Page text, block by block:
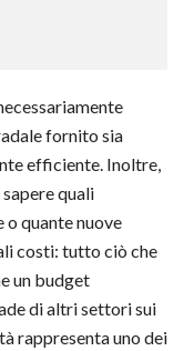
fornito sia
efficiente. Inoltre,
quali
o quante nuove
costi: tutto ciò che
un budget
di altri settori sui
rappresenta uno dei